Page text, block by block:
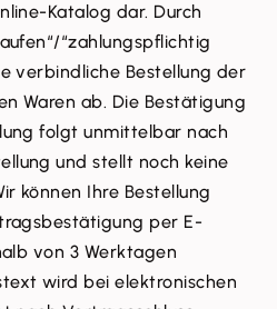
Katalog dar. Durch
“zahlungspflichtig
verbindliche Bestellung der
Waren ab. Die Bestätigung
folgt unmittelbar nach
und stellt noch keine
können Ihre Bestellung
per E-
von 3 Werktagen
wird bei elektronischen